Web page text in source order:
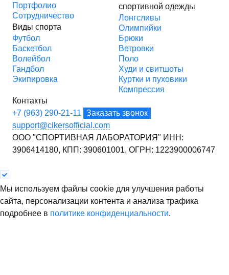
Портфолио
Сотрудничество
Виды спорта
Футбол
Баскетбол
Волейбол
Гандбол
Экипировка
спортивной одежды
Лонгсливы
Олимпийки
Брюки
Ветровки
Поло
Худи и свитшоты
Куртки и пуховики
Компрессия
Контакты
+7 (963) 290-21-11
Заказать звонок
support@cikersofficial.com
ООО "СПОРТИВНАЯ ЛАБОРАТОРИЯ" ИНН:
3906414180, КПП: 390601001, ОГРН: 1223900006747
Мы используем файлы cookie для улучшения работы
сайта, персонализации контента и анализа трафика
подробнее в политике конфиденциальности.